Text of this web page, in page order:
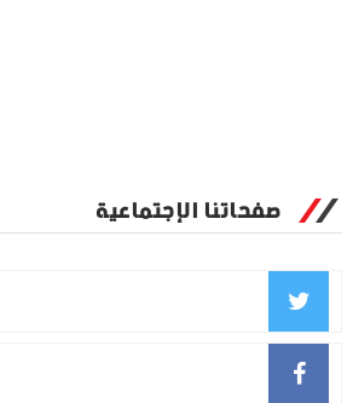
صفحاتنا الإجتماعية